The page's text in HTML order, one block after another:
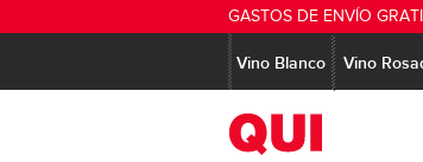
GASTOS DE ENVÍO
Vino Blanco Vino